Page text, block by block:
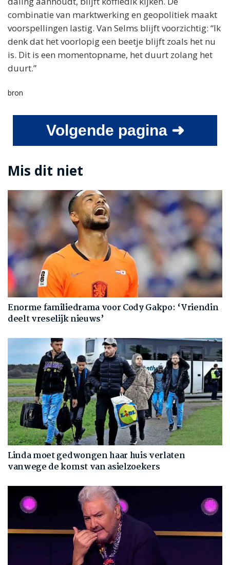
combinatie van marktwerking en geopolitiek maakt
voorspellingen lastig. Van Selms blijft voorzichtig: “Ik
denk dat het voorlopig een beetje blijft zoals het nu
is. Dit is een momentopname, het duurt zolang het
duurt.”
bron
Volgende pagina ➜
Mis dit niet
Enorme familiedrama voor Cody Gakpo: ‘Vriendin
deelt vreselijk nieuws’
Linda moet gedwongen haar huis verlaten
vanwege de komst van asielzoekers